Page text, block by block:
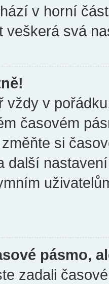
v horní
veškerá svá
vždy v
časovém
si
další
pásmo,
zadali